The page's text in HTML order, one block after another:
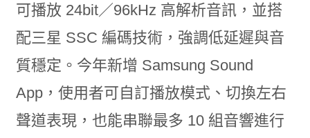
可播放 24bit／96kHz 高解析音訊，並搭
配三星 SSC 編碼技術，強調低延遲與音
質穩定。今年新增 Samsung Sound
App，使用者可自訂播放模式、切換左右
聲道表現，也能串聯最多 10 組音響進行